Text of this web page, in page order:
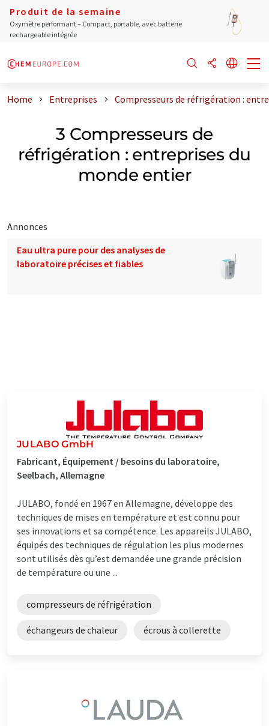
Produit de la semaine
Oxymètre performant – Compact, portable, avec batterie
rechargeable intégrée
Home Entreprises Compresseurs de réfrigération :
3 Compresseurs de
réfrigération : entreprises du
monde entier
Annonces
Eau ultra pure pour des analyses de
laboratoire précises et fiables
JULABO GmbH
Fabricant, Équipement / besoins du laboratoire,
Seelbach, Allemagne
JULABO, fondé en 1967 en Allemagne, développe des
techniques de mises en température et est connu pour
ses innovations et sa compétence. Les appareils JULABO,
équipés des techniques de régulation les plus modernes
sont utilisés dès qu’est demandée une grande précision
de température ou une ...
compresseurs de réfrigération
échangeurs de chaleur écrous à collerette